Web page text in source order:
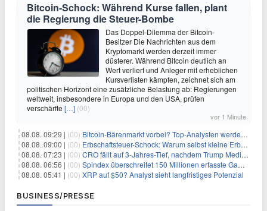
Bitcoin-Schock: Während Kurse fallen, plant
die Regierung die Steuer-Bombe
Das Doppel-Dilemma der Bitcoin-
Besitzer Die Nachrichten aus dem
Kryptomarkt werden derzeit immer
düsterer. Während Bitcoin deutlich an
Wert verliert und Anleger mit erheblichen
Kursverlisten kämpfen, zeichnet sich am
politischen Horizont eine zusätzliche Belastung ab: Regierungen
weltweit, insbesondere in Europa und den USA, prüfen
verschärfte […] (00)
vor 1 Minute
08.08. 09:29 | (00) Bitcoin-Bärenmarkt vorbei? Top-Analysten werden optimistisch, aber die Geschichte sagt etwas anderes
08.08. 09:00 | (00) Erbschaftsteuer-Schock: Warum selbst kleine Erbschaften den Fiskus Millionen kosten
08.08. 07:23 | (00) CRO fällt auf 3-Jahres-Tief, nachdem Trump Media zwei große Crypto.com-Deals storniert
08.08. 06:56 | (00) Spindex überschreitet 150 Millionen erfasste Gaming-Ereignisse in Echtzeit-Datenpipeline
08.08. 05:41 | (00) XRP auf $50? Analyst sieht langfristiges Potenzial
BUSINESS/PRESSE